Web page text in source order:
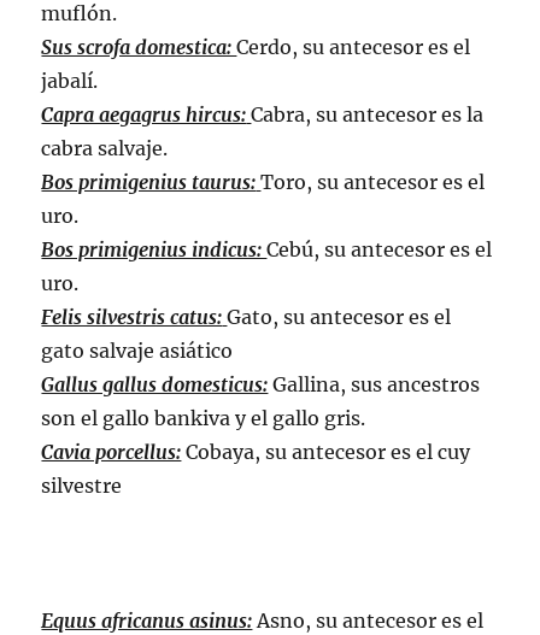
muflón.
Sus scrofa domestica:Cerdo, su antecesor es el
jabalí.
Capra aegagrus hircus: Cabra, su antecesor es la
cabra salvaje.
Bos primigenius taurus: Toro, su antecesor es el
uro.
Bos primigenius indicus:Cebú, su antecesor es el
uro.
Felis silvestris catus: Gato, su antecesor es el
gato salvaje asiático
Gallus gallus domesticus: Gallina, sus ancestros
son el gallo bankiva y el gallo gris.
Cavia porcellus: Cobaya, su antecesor es el cuy
silvestre
Equus africanus asinus:Asno, su antecesor es el